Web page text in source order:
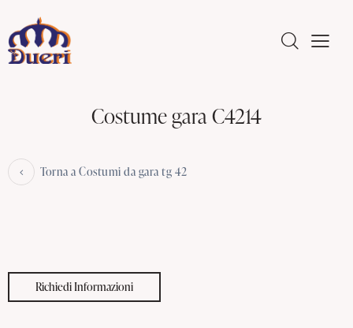
Costume gara C4214
Torna a Costumi da gara tg 42
Richiedi Informazioni